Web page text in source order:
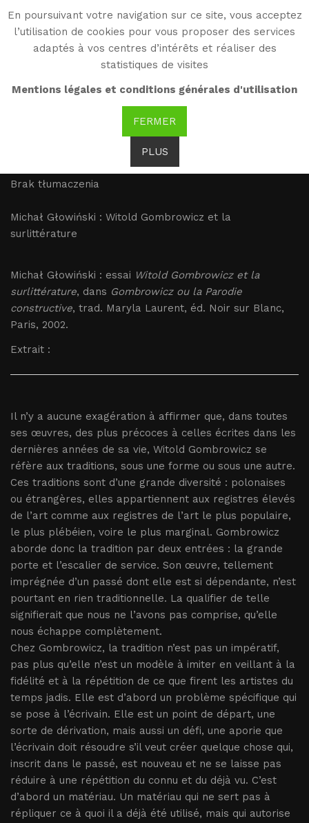
En poursuivant votre navigation sur ce site, vous acceptez
l’utilisation de cookies pour vous proposer des services
adaptés à vos centres d’intérêts et réaliser des
statistiques de visites
Mentions légales et conditions générales d'utilisation
FERMER
PLUS
WG
Witold Gombrowicz
Głowiński : Witold
Gombrowicz et la
surlittérature
Brak tłumaczenia
Michał Głowiński : Witold Gombrowicz et la
surlittérature
Michał Głowiński : essai Witold Gombrowicz et la
surlittérature, dans Gombrowicz ou la Parodie
constructive, trad. Maryla Laurent, éd. Noir sur Blanc,
Paris, 2002.
Extrait :
Il n’y a aucune exagération à affirmer que, dans toutes
ses œuvres, des plus précoces à celles écrites dans les
dernières années de sa vie, Witold Gombrowicz se
réfère aux traditions, sous une forme ou sous une autre.
Ces traditions sont d’une grande diversité : polonaises
ou étrangères, elles appartiennent aux registres élevés
de l’art comme aux registres de l’art le plus populaire,
le plus plébéien, voire le plus marginal. Gombrowicz
aborde donc la tradition par deux entrées : la grande
porte et l’escalier de service. Son œuvre, tellement
imprégnée d’un passé dont elle est si dépendante, n’est
pourtant en rien traditionnelle. La qualifier de telle
signifierait que nous ne l’avons pas comprise, qu’elle
nous échappe complètement.
Chez Gombrowicz, la tradition n’est pas un impératif,
pas plus qu’elle n’est un modèle à imiter en veillant à la
fidélité et à la répétition de ce que firent les artistes du
temps jadis. Elle est d’abord un problème spécifique qui
se pose à l’écrivain. Elle est un point de départ, une
sorte de dérivation, mais aussi un défi, une aporie que
l’écrivain doit résoudre s’il veut créer quelque chose qui,
inscrit dans le passé, est nouveau et ne se laisse pas
réduire à une répétition du connu et du déjà vu. C’est
d’abord un matériau. Un matériau qui ne sert pas à
répliquer ce à quoi il a déjà été utilisé, mais qui autorise